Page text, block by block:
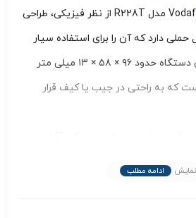
مودم جیبی Vodafone Lte 4G مدل R228T از نظر فیزیکی، طراحی
دارد که آن را برای استفاده‌ سیار
۹۶ × ۵۸ × ۱۳ میلی‌ متر
تنها 100 گرم است که به راحتی در جیب یا کیف قرار
وضعیت اتصال به اینترنت و میزان
نمایش ادامه مطلب